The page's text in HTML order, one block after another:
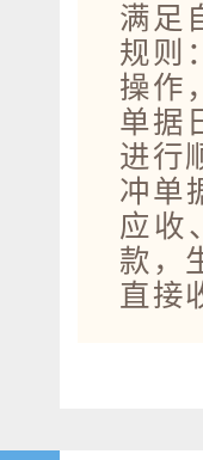
满足
规则
操作
单据
进行
冲单
应收
款，
直接